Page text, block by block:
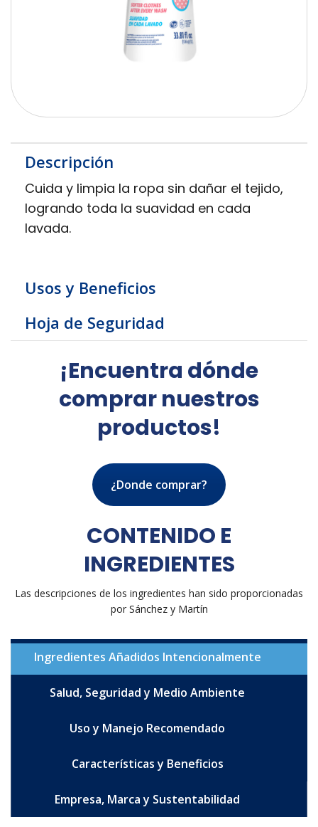
Descripción
Cuida y limpia la ropa sin dañar el tejido,
logrando toda la suavidad en cada
lavada.
Usos y Beneficios
Hoja de Seguridad
¡Encuentra dónde
comprar nuestros
productos!
¿Donde comprar?
CONTENIDO E
INGREDIENTES
Las descripciones de los ingredientes han sido proporcionadas
por Sánchez y Martín
Ingredientes Añadidos Intencionalmente
Salud, Seguridad y Medio Ambiente
Uso y Manejo Recomendado
Características y Beneficios
Empresa, Marca y Sustentabilidad